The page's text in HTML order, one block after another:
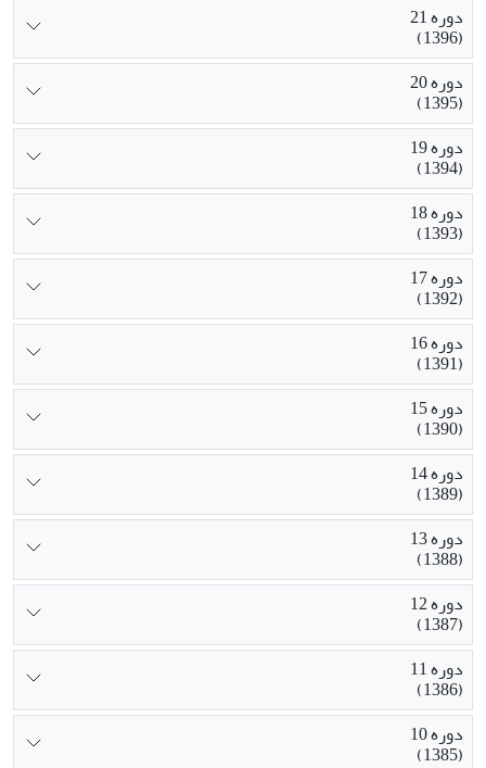
دوره 21
(1396)
دوره 20
(1395)
دوره 19
(1394)
دوره 18
(1393)
دوره 17
(1392)
دوره 16
(1391)
دوره 15
(1390)
دوره 14
(1389)
دوره 13
(1388)
دوره 12
(1387)
دوره 11
(1386)
دوره 10
(1385)